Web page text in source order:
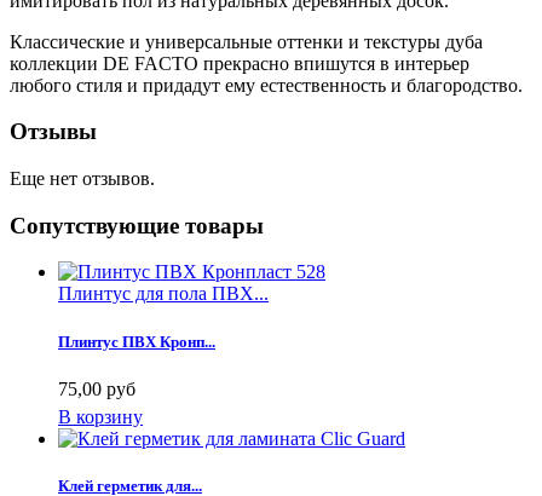
Классические и универсальные оттенки и текстуры дуба
коллекции DE FACTO прекрасно впишутся в интерьер
любого стиля и придадут ему естественность и благородство.
Отзывы
Еще нет отзывов.
Сопутствующие товары
Плинтус для пола ПВХ...
Плинтус ПВХ Кронп...
75,00 руб
В корзину
Клей герметик для...